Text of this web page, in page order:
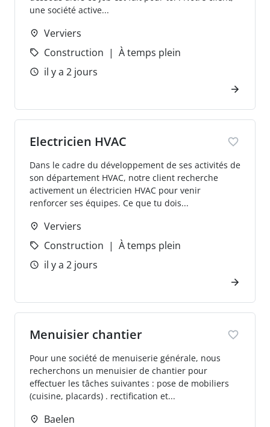
une société active...
Verviers
Construction
À temps plein
il y a 2 jours
Electricien HVAC
Dans le cadre du développement de ses activités de
son département HVAC, notre client recherche
activement un électricien HVAC pour venir
renforcer ses équipes. Ce que tu dois...
Verviers
Construction
À temps plein
il y a 2 jours
Menuisier chantier
Pour une société de menuiserie générale, nous
recherchons un menuisier de chantier pour
effectuer les tâches suivantes : pose de mobiliers
(cuisine, placards) . rectification et...
Baelen